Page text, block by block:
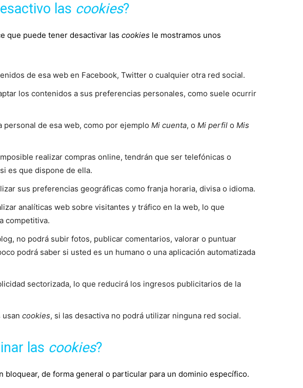
las cookies?
que puede tener desactivar las cookies le mostramos unos
de esa web en Facebook, Twitter o cualquier otra red social.
los contenidos a sus preferencias personales, como suele ocurrir
personal de esa web, como por ejemplo Mi cuenta, o Mi perfil o Mis
realizar compras online, tendrán que ser telefónicas o
es que dispone de ella.
sus preferencias geográficas como franja horaria, divisa o idioma.
analíticas web sobre visitantes y tráfico en la web, lo que
competitiva.
no podrá subir fotos, publicar comentarios, valorar o puntuar
podrá saber si usted es un humano o una aplicación automatizada
sectorizada, lo que reducirá los ingresos publicitarios de la
usan cookies, si las desactiva no podrá utilizar ninguna red social.
las cookies?
bloquear, de forma general o particular para un dominio específico.